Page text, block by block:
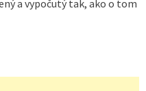
a vypočutý tak, ako o tom